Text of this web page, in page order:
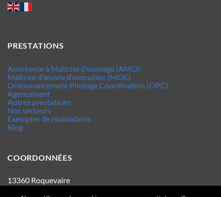
PRESTATIONS
Assistance à Maîtrise d'ouvrage (AMO)
Maîtrise d’œuvre d'exécution (MOE)
Ordonnancement Pilotage Coordination (OPC)
Agencement
Autres prestations
Nos secteurs
Exemples de réalisations
Blog
COORDONNÉES
13360 Roquevaire
Tel : 06.63.70.62.44